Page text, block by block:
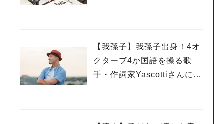
【我孫子】我孫子出身！4オ
クターブ4か国語を操る歌
手・作詞家Yascottiさんにイ
人気のキーワード